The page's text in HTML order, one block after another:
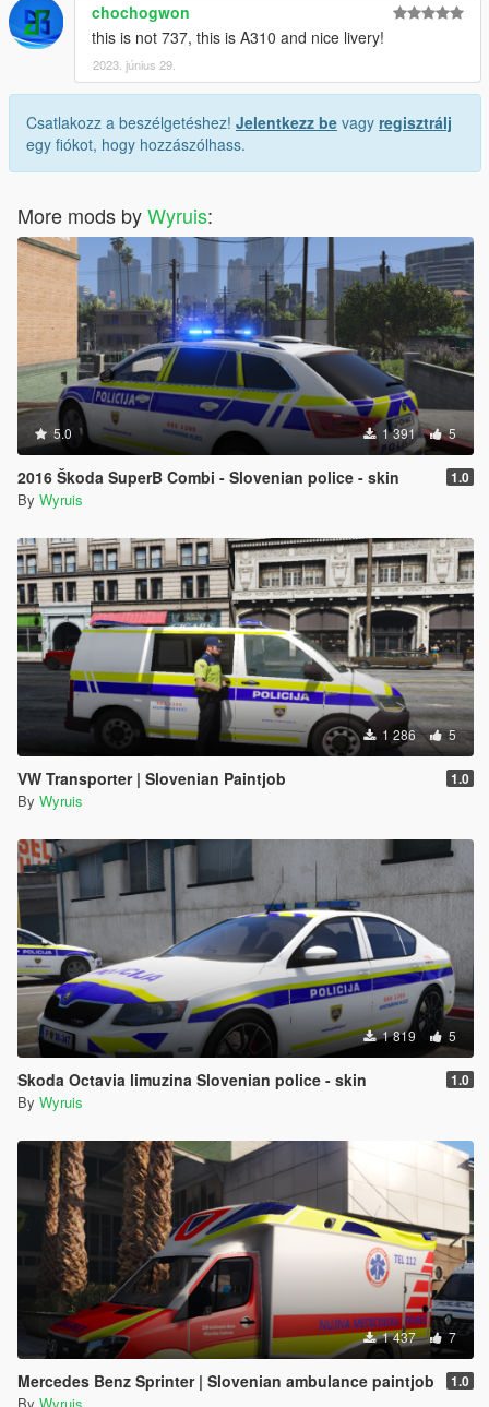
chochogwon
this is not 737, this is A310 and nice livery!
2023. június 29.
Csatlakozz a beszélgetéshez! Jelentkezz be vagy regisztrálj
egy fiókot, hogy hozzászólhass.
More mods byWyruis:
5.0 1 391 5
2016 Škoda SuperB Combi - Slovenian police - skin 1.0
By Wyruis
1 286 5
VW Transporter | Slovenian Paintjob 1.0
By Wyruis
1 819 5
Skoda Octavia limuzina Slovenian police - skin 1.0
By Wyruis
1 437 7
Mercedes Benz Sprinter | Slovenian ambulance paintjob 1.0